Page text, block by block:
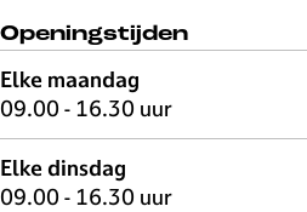
Openingstijden
Elke maandag
09.00 - 16.30 uur
Elke dinsdag
09.00 - 16.30 uur